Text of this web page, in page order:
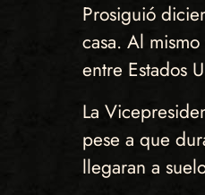
Prosiguió
casa. Al
entre Estados
La
pese a que
llegaran a